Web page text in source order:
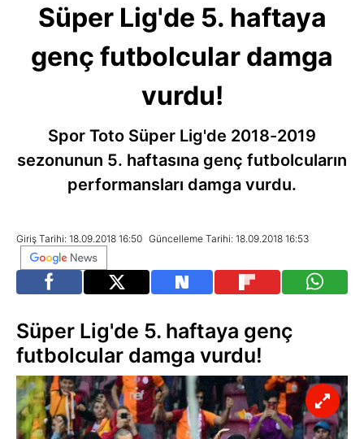
Süper Lig'de 5. haftaya
genç futbolcular damga
vurdu!
Spor Toto Süper Lig'de 2018-2019
sezonunun 5. haftasına genç futbolcuların
performansları damga vurdu.
Giriş Tarihi: 18.09.2018 16:50 Güncelleme Tarihi: 18.09.2018 16:53
Süper Lig'de 5. haftaya genç
futbolcular damga vurdu!